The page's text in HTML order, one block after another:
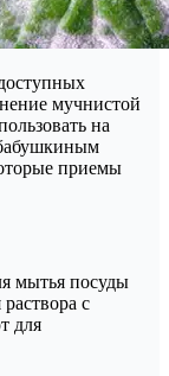
мучнистой
на
приемы
мытья посуды
с
для